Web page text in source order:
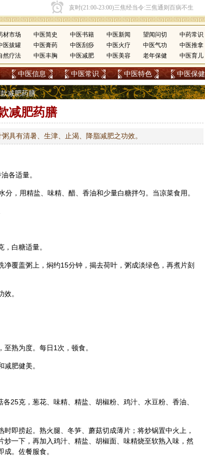
材市场 中医简史 中医书籍 中医新闻 望闻问切 中药常识
医拔罐 中医膏药 中医刮痧 中医火疗 中医气功 中医推拿
然疗法 中医丰胸 中医减肥 中医美容 老年保健 中医育儿
中医信息 中医常识 中医特色 中医保健
减肥药膳
减肥药膳
具有清暑、生津、止渴、降脂减肥之功效。
各适量。
分，用精盐、味精、醋、香油和少量白糖拌匀。当凉菜食用。
，白糖适量。
净覆盖粥上，焖约15分钟，揭去荷叶，粥成淡绿色，再煮片刻
。
至熟为度。每日1次，顿食。
减肥健美。
各25克，葱花、味精、精盐、 胡椒粉、鸡汁、水豆粉、香油、
时即捞起。熟火腿、冬笋、蘑菇切成薄片；将炒锅置中火上，
一下，再加入鸡汁、精盐、胡椒面、味精烧至软熟入味，然
。佐餐服食。